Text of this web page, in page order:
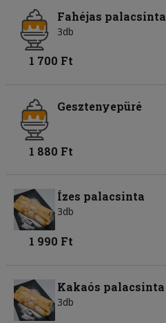
Fahéjas palacsinta
3db
1 700 Ft
Gesztenyepüré
1 880 Ft
Ízes palacsinta
3db
1 990 Ft
Kakaós palacsinta
3db